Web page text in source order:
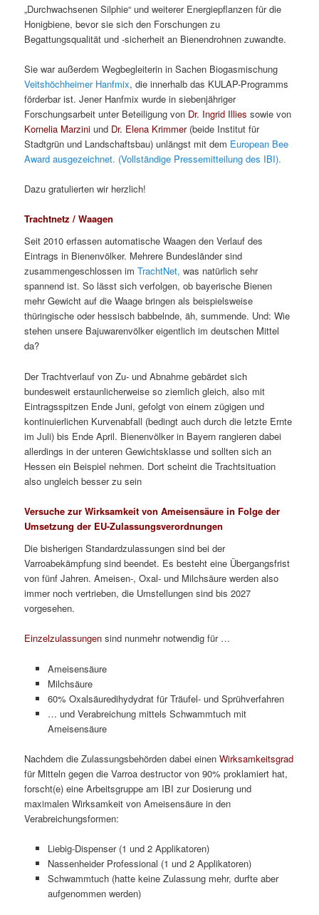
„Durchwachsenen Silphie“ und weiterer Energiepflanzen für die
Honigbiene, bevor sie sich den Forschungen zu
Begattungsqualität und -sicherheit an Bienendrohnen zuwandte.
Sie war außerdem Wegbegleiterin in Sachen Biogasmischung
Veitshöchheimer Hanfmix, die innerhalb das KULAP-Programms
förderbar ist. Jener Hanfmix wurde in siebenjähriger
Forschungsarbeit unter Beteiligung von Dr. Ingrid Illies sowie von
Kornelia Marzini und Dr. Elena Krimmer(beide Institut für
Stadtgrün und Landschaftsbau) unlängst mit dem European Bee
Award ausgezeichnet. (Vollständige Pressemitteilung des IBI).
Dazu gratulierten wir herzlich!
Trachtnetz / Waagen
Seit 2010 erfassen automatische Waagen den Verlauf des
Eintrags in Bienenvölker. Mehrere Bundesländer sind
zusammengeschlossen imTrachtNet, was natürlich sehr
spannend ist. So lässt sich verfolgen, ob bayerische Bienen
mehr Gewicht auf die Waage bringen als beispielsweise
thüringische oder hessisch babbelnde, äh, summende. Und: Wie
stehen unsere Bajuwarenvölker eigentlich im deutschen Mittel
da?
Der Trachtverlauf von Zu- und Abnahme gebärdet sich
bundesweit erstaunlicherweise so ziemlich gleich, also mit
Eintragsspitzen Ende Juni, gefolgt von einem zügigen und
kontinuierlichen Kurvenabfall (bedingt auch durch die letzte Ernte
im Juli) bis Ende April. Bienenvölker in Bayern rangieren dabei
allerdings in der unteren Gewichtsklasse und sollten sich an
Hessen ein Beispiel nehmen. Dort scheint die Trachtsituation
also ungleich besser zu sein
Versuche zur Wirksamkeit von Ameisensäure in Folge der
Umsetzung der EU-Zulassungsverordnungen
Die bisherigen Standardzulassungen sind bei der
Varroabekämpfung sind beendet. Es besteht eine Übergangsfrist
von fünf Jahren. Ameisen-, Oxal- und Milchsäure werden also
immer noch vertrieben, die Umstellungen sind bis 2027
vorgesehen.
Einzelzulassungen sind nunmehr notwendig für …
Ameisensäure
Milchsäure
60% Oxalsäuredihydydrat für Träufel- und Sprühverfahren
… und Verabreichung mittels Schwammtuch mit
Ameisensäure
Nachdem die Zulassungsbehörden dabei einenWirksamkeitsgrad
für Mitteln gegen die Varroa destructor von 90% proklamiert hat,
forscht(e) eine Arbeitsgruppe am IBI zur Dosierung und
maximalen Wirksamkeit von Ameisensäure in den
Verabreichungsformen:
Liebig-Dispenser (1 und 2 Applikatoren)
Nassenheider Professional (1 und 2 Applikatoren)
Schwammtuch (hatte keine Zulassung mehr, durfte aber
aufgenommen werden)